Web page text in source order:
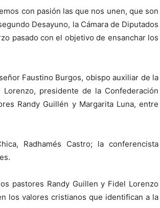
con pasión las que nos unen, que son
Desayuno, la Cámara de Diputados
pasado con el objetivo de ensanchar los
Faustino Burgos, obispo auxiliar de la
presidente de la Confederación
Randy Guillén y Margarita Luna, entre
Radhamés Castro; la conferencista
pastores Randy Guillen y Fidel Lorenzo
los valores cristianos que identifican a la